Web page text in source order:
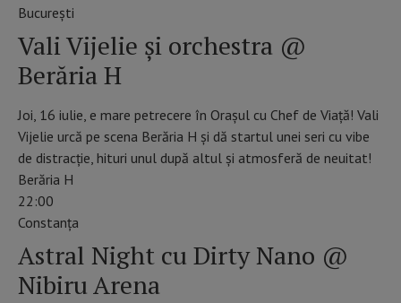
Bucureşti
Vali Vijelie și orchestra @
Berăria H
Joi, 16 iulie, e mare petrecere în Orașul cu Chef de Viață! Vali
Vijelie urcă pe scena Berăria H și dă startul unei seri cu vibe
de distracție, hituri unul după altul și atmosferă de neuitat!
Berăria H
22:00
Constanţa
Astral Night cu Dirty Nano @
Nibiru Arena